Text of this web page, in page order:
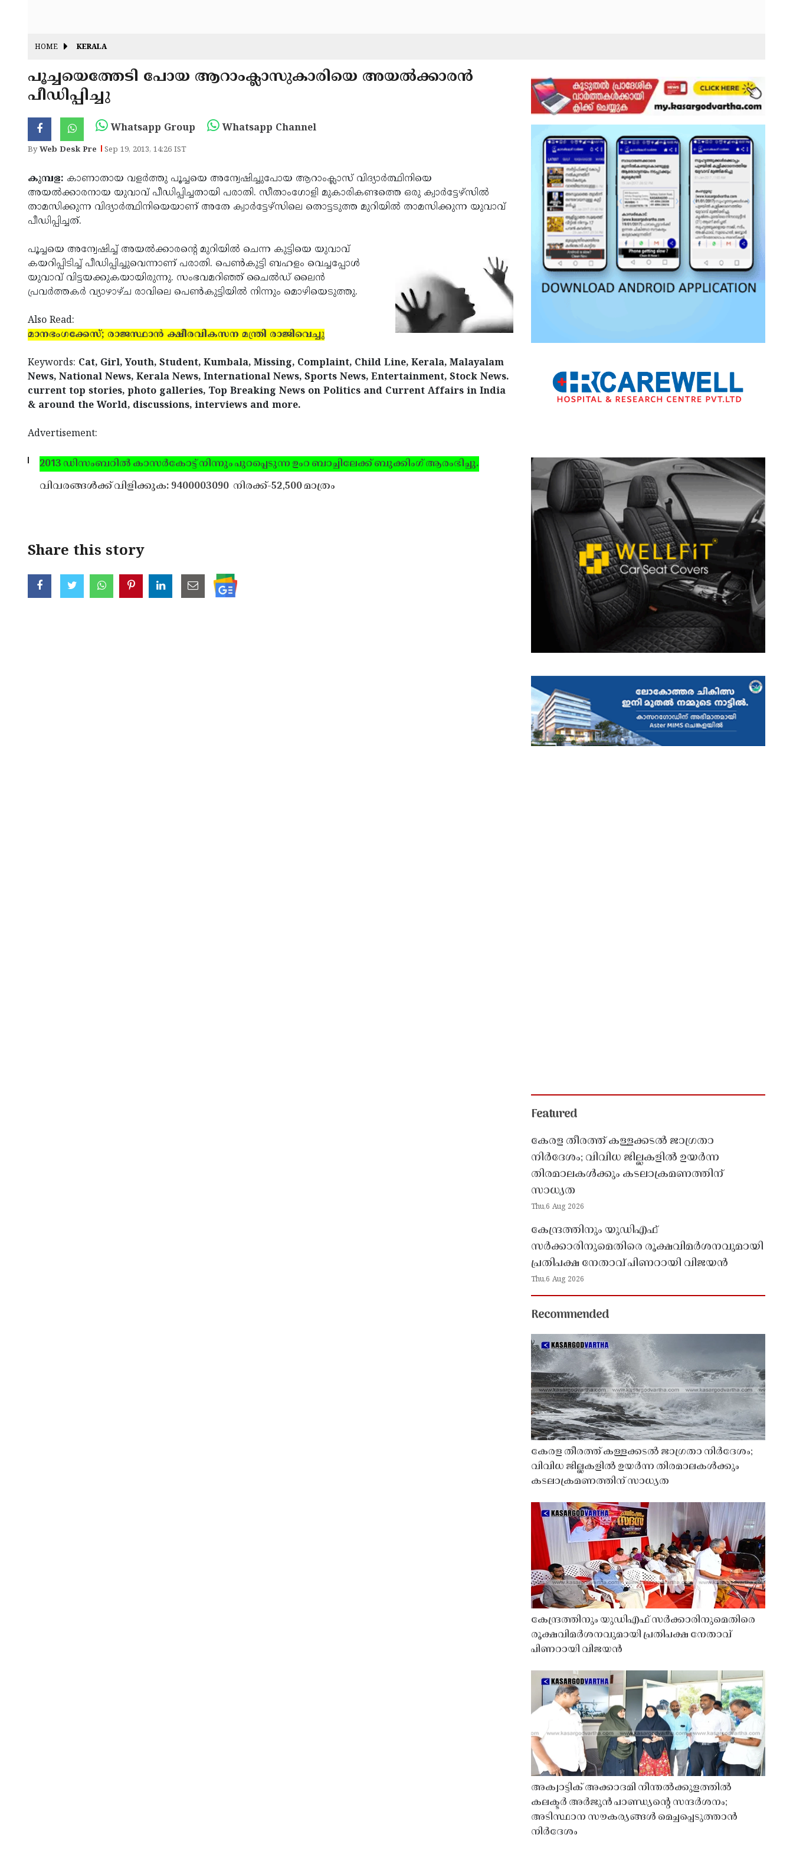
HOME KERALA
പൂച്ചയെത്തേടി പോയ ആറാംക്ലാസുകാരിയെ അയല്‍ക്കാരന്‍
പീഡിപ്പിച്ചു
Whatsapp Group Whatsapp Channel
ByWeb Desk Pre Sep 19, 2013, 14:26 IST
കുമ്പള: കാണാതായ വളര്‍ത്തു പൂച്ചയെ അന്വേഷിച്ചുപോയ ആറാംക്ലാസ് വിദ്യാര്‍ത്ഥിനിയെ
അയല്‍ക്കാരനായ യുവാവ് പീഡിപ്പിച്ചതായി പരാതി. സീതാംഗോളി മുകാരികണ്ടത്തെ ഒരു ക്വാര്‍ട്ടേഴ്‌സില്‍
താമസിക്കുന്ന വിദ്യാര്‍ത്ഥിനിയെയാണ് അതേ ക്വാര്‍ട്ടേഴ്‌സിലെ തൊട്ടടുത്ത മുറിയില്‍ താമസിക്കുന്ന യുവാവ്
പീഡിപ്പിച്ചത്.
പൂച്ചയെ അന്വേഷിച്ച് അയല്‍ക്കാരന്റെ മുറിയില്‍ ചെന്ന കുട്ടിയെ യുവാവ്
കയറിപ്പിടിച്ച് പീഡിപ്പിച്ചുവെന്നാണ് പരാതി. പെണ്‍കുട്ടി ബഹളം വെച്ചപ്പോള്‍
യുവാവ് വിട്ടയക്കുകയായിരുന്നു. സംഭവമറിഞ്ഞ് ചൈല്‍ഡ് ലൈന്‍
പ്രവര്‍ത്തകര്‍ വ്യാഴാഴ്ച രാവിലെ പെണ്‍കുട്ടിയില്‍ നിന്നും മൊഴിയെടുത്തു.
Also Read:
മാനഭംഗക്കേസ്; രാജസ്ഥാന്‍ ക്ഷീരവികസന മന്ത്രി രാജിവെച്ചു
Keywords: Cat, Girl, Youth, Student, Kumbala, Missing, Complaint, Child Line, Kerala, Malayalam
News, National News, Kerala News, International News, Sports News, Entertainment, Stock News.
current top stories, photo galleries, Top Breaking News on Politics and Current Affairs in India
& around the World, discussions, interviews and more.
Advertisement:
2013 ഡിസംബറില്‍ കാസര്‍കോട്ട് നിന്നും പുറപ്പെടുന്ന ഉംറ ബാച്ചിലേക്ക് ബുക്കിംഗ് ആരംഭിച്ചു.
വിവരങ്ങള്‍ക്ക് വിളിക്കുക: 9400003090 നിരക്ക്-52,500 മാത്രം
Share this story
Featured
കേരള തീരത്ത് കള്ളക്കടൽ ജാഗ്രതാ
നിർദേശം; വിവിധ ജില്ലകളിൽ ഉയർന്ന
തിരമാലകൾക്കും കടലാക്രമണത്തിന്
സാധ്യത
Thu,6 Aug 2026
കേന്ദ്രത്തിനും യുഡിഎഫ്
സർക്കാരിനുമെതിരെ രൂക്ഷവിമർശനവുമായി
പ്രതിപക്ഷ നേതാവ് പിണറായി വിജയൻ
Thu,6 Aug 2026
Recommended
കേരള തീരത്ത് കള്ളക്കടൽ ജാഗ്രതാ നിർദേശം;
വിവിധ ജില്ലകളിൽ ഉയർന്ന തിരമാലകൾക്കും
കടലാക്രമണത്തിന് സാധ്യത
കേന്ദ്രത്തിനും യുഡിഎഫ് സർക്കാരിനുമെതിരെ
രൂക്ഷവിമർശനവുമായി പ്രതിപക്ഷ നേതാവ്
പിണറായി വിജയൻ
അക്വാട്ടിക് അക്കാദമി നീന്തൽക്കുളത്തിൽ
കലക്ടർ അർജുൻ പാണ്ഡ്യൻ്റെ സന്ദർശനം;
അടിസ്ഥാന സൗകര്യങ്ങൾ മെച്ചപ്പെടുത്താൻ
നിർദേശം